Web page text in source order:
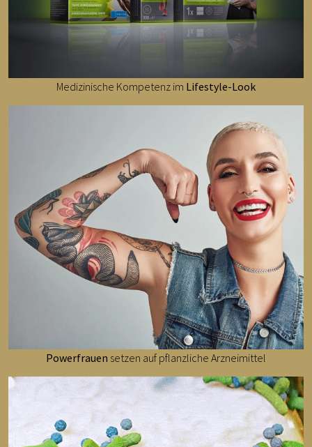
Medizinische Kompetenz im Lifestyle-Look
Powerfrauen setzen auf pflanzliche Arzneimittel